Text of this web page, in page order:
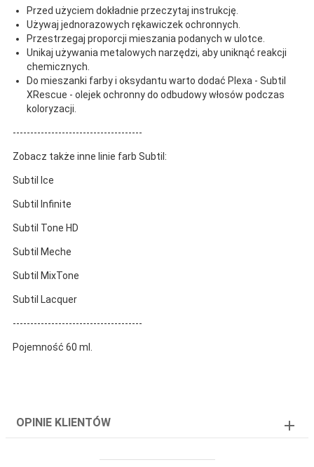
Przed użyciem dokładnie przeczytaj instrukcję.
Używaj jednorazowych rękawiczek ochronnych.
Przestrzegaj proporcji mieszania podanych w ulotce.
Unikaj używania metalowych narzędzi, aby uniknąć reakcji
chemicznych.
Do mieszanki farby i oksydantu warto dodać Plexa - Subtil
XRescue - olejek ochronny do odbudowy włosów podczas
koloryzacji.
-------------------------------------
Zobacz także inne linie farb Subtil:
Subtil Ice
Subtil Infinite
Subtil Tone HD
Subtil Meche
Subtil MixTone
Subtil Lacquer
-------------------------------------
Pojemność 60 ml.
OPINIE KLIENTÓW